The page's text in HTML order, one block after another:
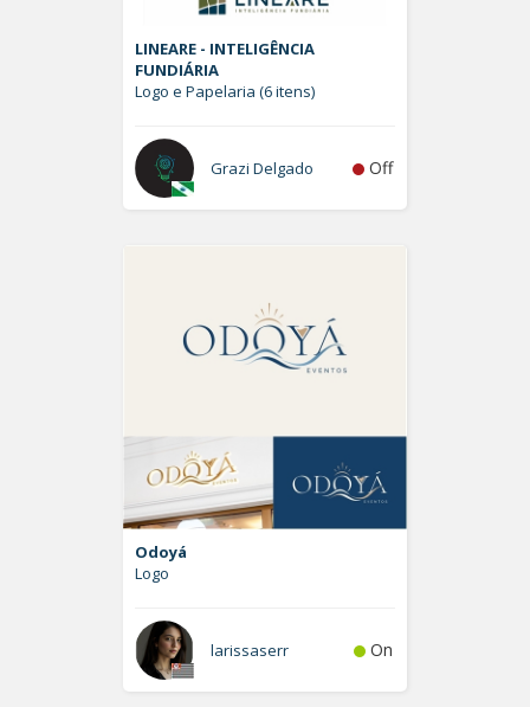
LINEARE - INTELIGÊNCIA
FUNDIÁRIA
Logo e Papelaria (6 itens)
Grazi Delgado Off
Odoyá
Logo
larissaserr On